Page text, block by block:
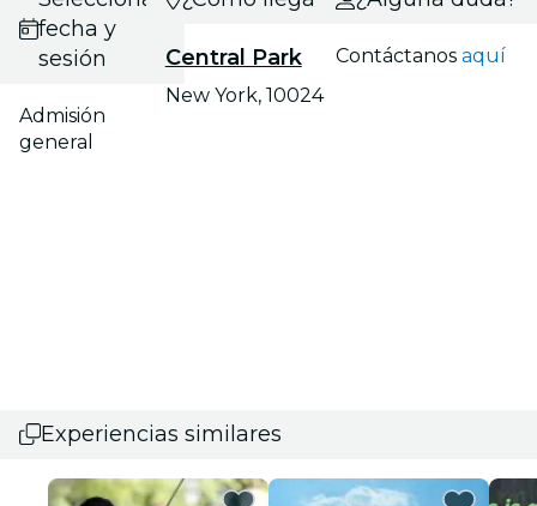
fecha y
sesión
Admisión
general
Central Park
New York, 10024
Contáctanosaquí
Experiencias similares